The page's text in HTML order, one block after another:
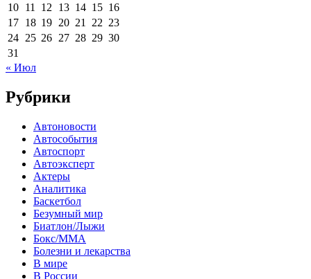
10 11 12 13 14 15 16
17 18 19 20 21 22 23
24 25 26 27 28 29 30
31
« Июл
Рубрики
Автоновости
Автособытия
Автоспорт
Автоэксперт
Актеры
Аналитика
Баскетбол
Безумный мир
Биатлон/Лыжи
Бокс/MMA
Болезни и лекарства
В мире
В России